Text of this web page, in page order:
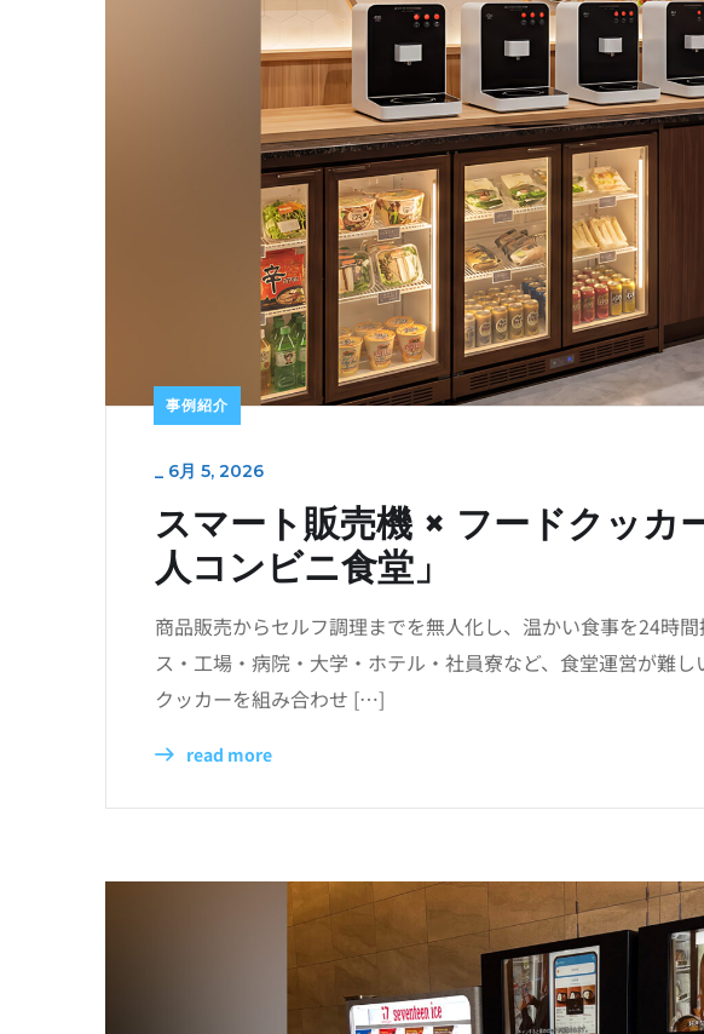
事例紹介
6月 5, 2026
スマート販売機 × フードクッカ
人コンビニ食堂」
商品販売からセルフ調理までを無人化し、温かい食事を24時
ス・工場・病院・大学・ホテル・社員寮など、食堂運営が難
クッカーを組み合わせ […]
read more